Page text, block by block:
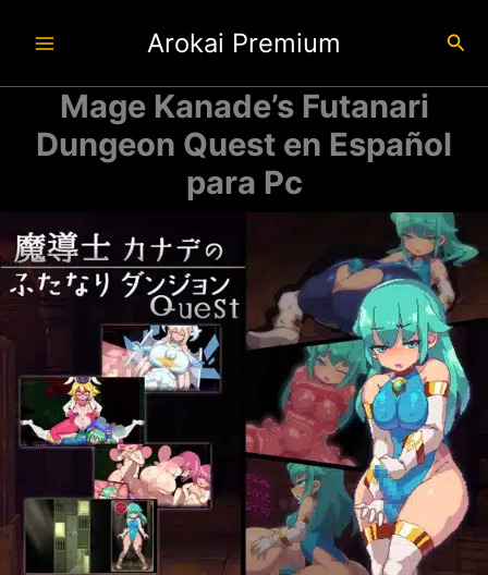
Arokai Premium
Mage Kanade’s Futanari
Dungeon Quest en Español
para Pc